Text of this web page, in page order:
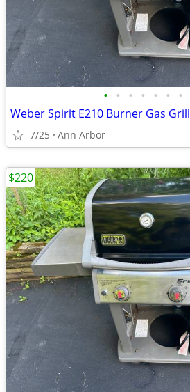
• • • • • • •
Weber Spirit E210 Burner Gas Grill
7/25 Ann Arbor
$220